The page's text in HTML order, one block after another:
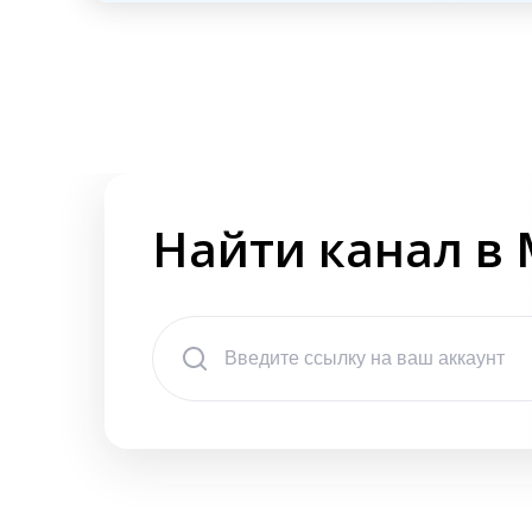
Найти канал в